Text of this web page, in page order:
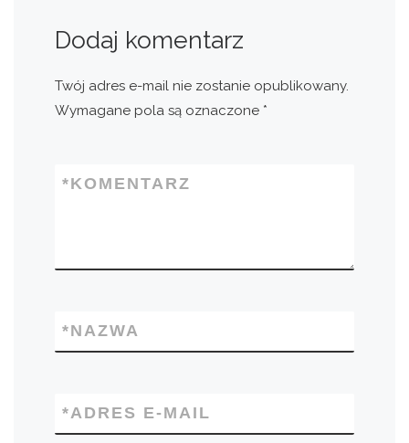
Dodaj komentarz
Twój adres e-mail nie zostanie opublikowany.
Wymagane pola są oznaczone *
KOMENTARZ
*
NAZWA
*
ADRES E-MAIL
*